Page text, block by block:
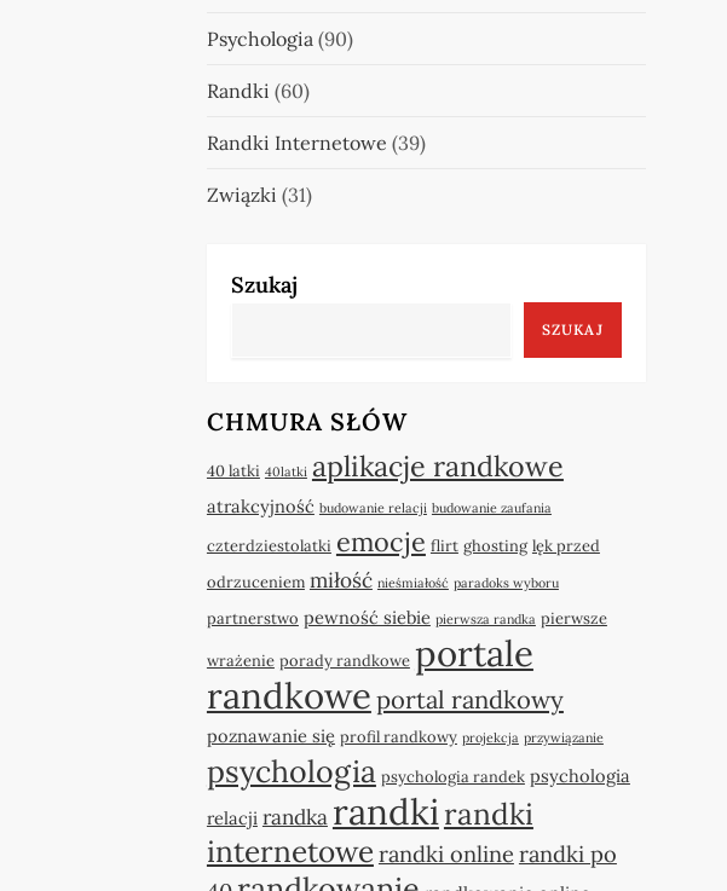
Psychologia(90)
Randki (60)
Randki Internetowe (39)
Związki (31)
Szukaj
SZUKAJ
CHMURA SŁÓW
40 latki 40latki aplikacje randkowe
atrakcyjność budowanie relacji budowanie zaufania
czterdziestolatki emocje flirt ghosting lęk przed
odrzuceniem miłość nieśmiałość paradoks wyboru
partnerstwo pewność siebie pierwsza randka pierwsze
wrażenie porady randkowe portale
randkoweportal randkowy
poznawanie się profil randkowy projekcja przywiązanie
psychologia psychologia randek psychologia
relacji randka randkirandki
internetowe randki online randki po